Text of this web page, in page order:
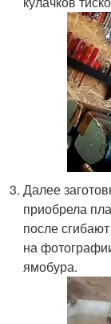
Далее
приобрела
после
на
ямобура.